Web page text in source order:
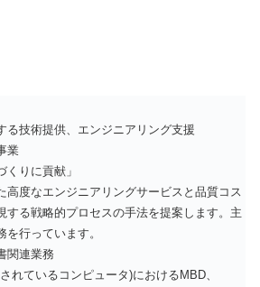
る技術提供、エンジニアリング支援
業
くりに貢献」
高度なエンジニアリングサービスと品質コス
する戦略的プロセスの手法を提案します。主
行っています。
関連業務
れているコンピュータ)におけるMBD、